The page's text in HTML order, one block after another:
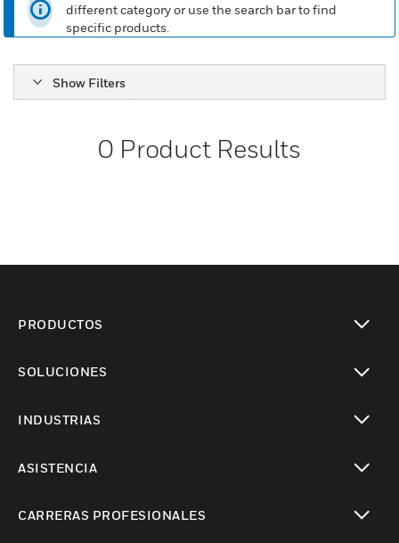
different category or use the search bar to find
specific products.
Show Filters
0 Product Results
PRODUCTOS
SOLUCIONES
INDUSTRIAS
ASISTENCIA
CARRERAS PROFESIONALES